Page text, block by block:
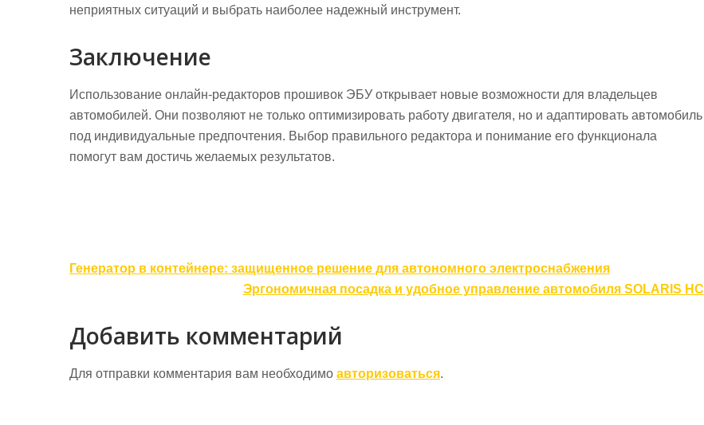
неприятных ситуаций и выбрать наиболее надежный инструмент.
Заключение
Использование онлайн-редакторов прошивок ЭБУ открывает новые возможности для владельцев
автомобилей. Они позволяют не только оптимизировать работу двигателя, но и адаптировать автомобиль
под индивидуальные предпочтения. Выбор правильного редактора и понимание его функционала
помогут вам достичь желаемых результатов.
Навигация
Генератор в контейнере: защищенное решение для автономного электроснабжения
Эргономичная посадка и удобное управление автомобиля SOLARIS HC
Добавить комментарий
Для отправки комментария вам необходимо авторизоваться.